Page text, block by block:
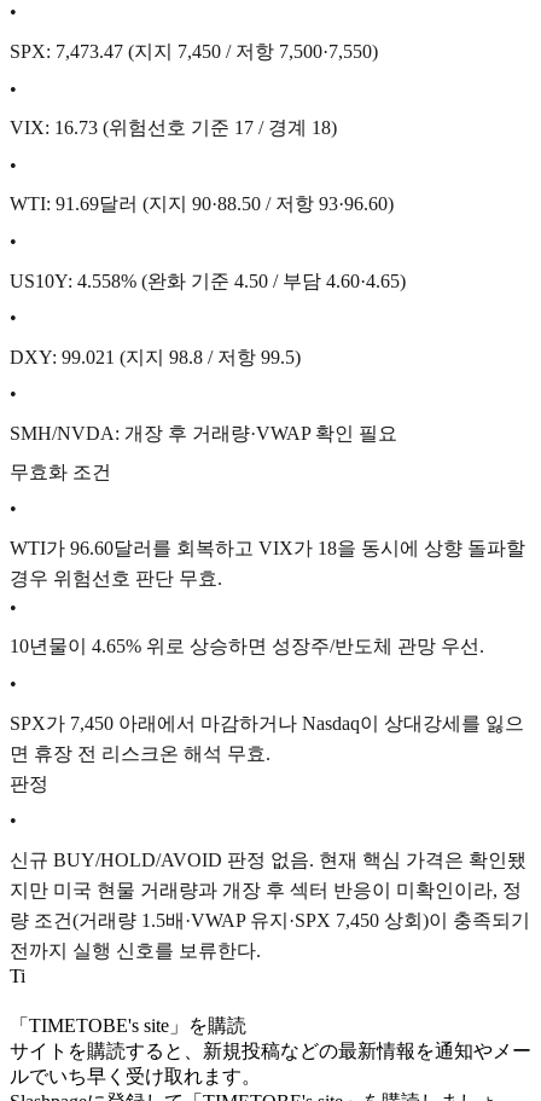
•
SPX: 7,473.47 (지지 7,450 / 저항 7,500·7,550)
•
VIX: 16.73 (위험선호 기준 17 / 경계 18)
•
WTI: 91.69달러 (지지 90·88.50 / 저항 93·96.60)
•
US10Y: 4.558% (완화 기준 4.50 / 부담 4.60·4.65)
•
DXY: 99.021 (지지 98.8 / 저항 99.5)
•
SMH/NVDA: 개장 후 거래량·VWAP 확인 필요
무효화 조건
•
WTI가 96.60달러를 회복하고 VIX가 18을 동시에 상향 돌파할
경우 위험선호 판단 무효.
•
10년물이 4.65% 위로 상승하면 성장주/반도체 관망 우선.
•
SPX가 7,450 아래에서 마감하거나 Nasdaq이 상대강세를 잃으
면 휴장 전 리스크온 해석 무효.
판정
•
신규 BUY/HOLD/AVOID 판정 없음. 현재 핵심 가격은 확인됐
지만 미국 현물 거래량과 개장 후 섹터 반응이 미확인이라, 정
량 조건(거래량 1.5배·VWAP 유지·SPX 7,450 상회)이 충족되기
전까지 실행 신호를 보류한다.
Ti
「TIMETOBE's site」を購読
サイトを購読すると、新規投稿などの最新情報を通知やメー
ルでいち早く受け取れます。